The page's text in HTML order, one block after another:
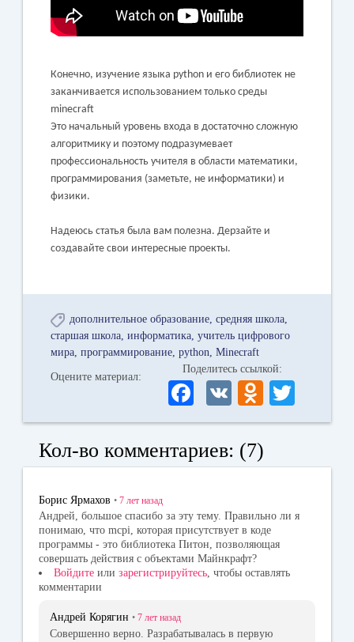
Конечно, изучение языка python и его библиотек не
заканчивается использованием только среды
minecraft
Это начальный уровень входа в достаточно сложную
алгоритмику и поэтому подразумевает
профессиональность учителя в области математики,
программирования (заметьте, не информатики) и
физики.
Надеюсь статья была вам полезна. Дерзайте и
создавайте свои интересные проекты.
дополнительное образование средняя школа
старшая школа информатика учитель цифрового
мира программирование python Minecraft
Оцените материал:
Поделитесь ссылкой:
Fa
ce
bo
ok
V
K
O
dn
la
ni
ki
wi
r
Кол-во комментариев: (7)
Борис Ярмахов • 7 лет назад
Андрей, большое спасибо за эту тему. Правильно ли я
понимаю, что mcpi, которая присутствует в коде
программы - это библиотека Питон, позволяющая
совершать действия с объектами Майнкрафт?
Войдите или зарегистрируйтесь, чтобы оставлять
комментарии
Андрей Корягин • 7 лет назад
Совершенно верно. Разрабатывалась в первую